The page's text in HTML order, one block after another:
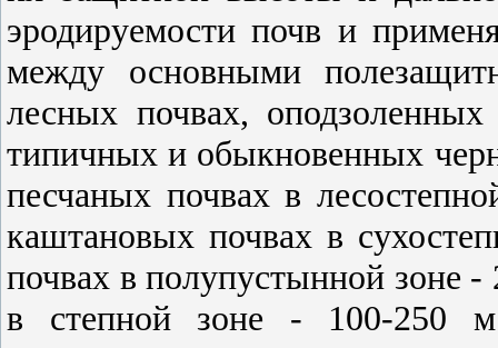
эродируемости почв и
между основными
лесных почвах,
типичных и обыкновенных
песчаных почвах в
каштановых почвах в
почвах в полупустынной зоне
в степной зоне - 100-250